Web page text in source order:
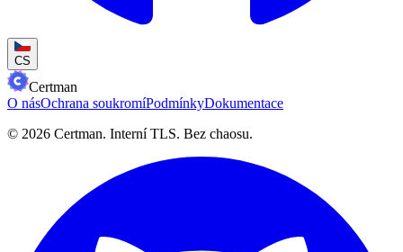
CS
Certman
O násOchrana soukromíPodmínkyDokumentace
© 2026 Certman. Interní TLS. Bez chaosu.